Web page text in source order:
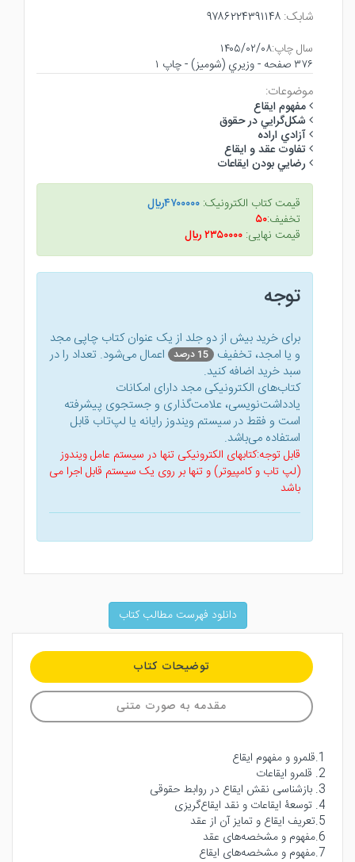
شابک: ۹۷۸۶۲۲۴۳۹۱۱۴۸
سال چاپ:۱۴۰۵/۰۲/۰۸
۳۷۶ صفحه - وزيري (شوميز) - چاپ ۱
موضوعات:
مفهوم ايقاع
شكل‌گرايي در حقوق
آزادي اراده
تفاوت عقد و ايقاع
رضايي بودن ايقاعات
قیمت کتاب الکترونیک: ۴۷۰۰۰۰۰ريال
تخفیف:۵۰
قیمت نهایی: ۲۳۵۰۰۰۰ ريال
توجه
برای خرید بیش از دو جلد از یک عنوان کتاب‌ چاپی مجد
و یا امجد، تخفیف 15 درصد
اعمال می‌شود. تعداد را در
سبد خرید اضافه کنید.
کتاب‌های الکترونیکی مجد دارای امکانات
یادداشت‌نویسی، علامت‌گذاری و جستجوی پیشرفته
است و فقط در سیستم ویندوز رایانه یا لپ‌تاب قابل
استفاده می‌باشد.
قابل توجه:کتابهای الکترونیکی تنها در سیستم عامل ویندوز
(لپ تاب و کامپیوتر) و تنها بر روی یک سیستم قابل اجرا می
باشد
دانلود فهرست مطالب کتاب
توضیحات کتاب
مقدمه به صورت متنی
1.قلمرو و مفهوم ایقاع
2. قلمرو ایقاعات
3. بازشناسی نقش ایقاع در روابط حقوقی
4. توسعۀ ایقاعات و نقد ایقاع‌گریزی
5.تعریف ایقاع و تمایز آن از عقد
6.مفهوم و مشخصه‌های عقد
7.مفهوم و مشخصه‌های ایقاع